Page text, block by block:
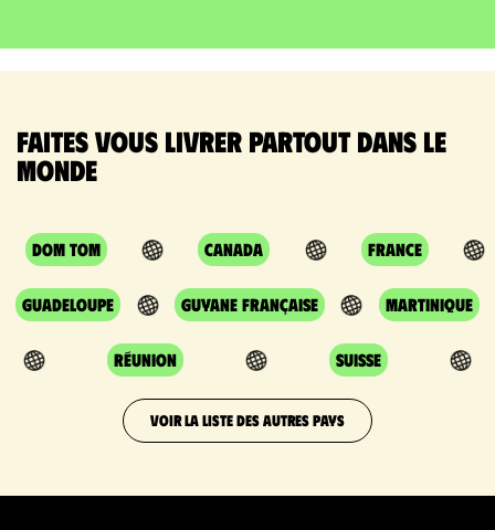
Faites vous livrer partout dans le
monde
DOM TOM Canada France
Guadeloupe Guyane Française Martinique
Réunion Suisse
VOIR LA LISTE DES AUTRES PAYS